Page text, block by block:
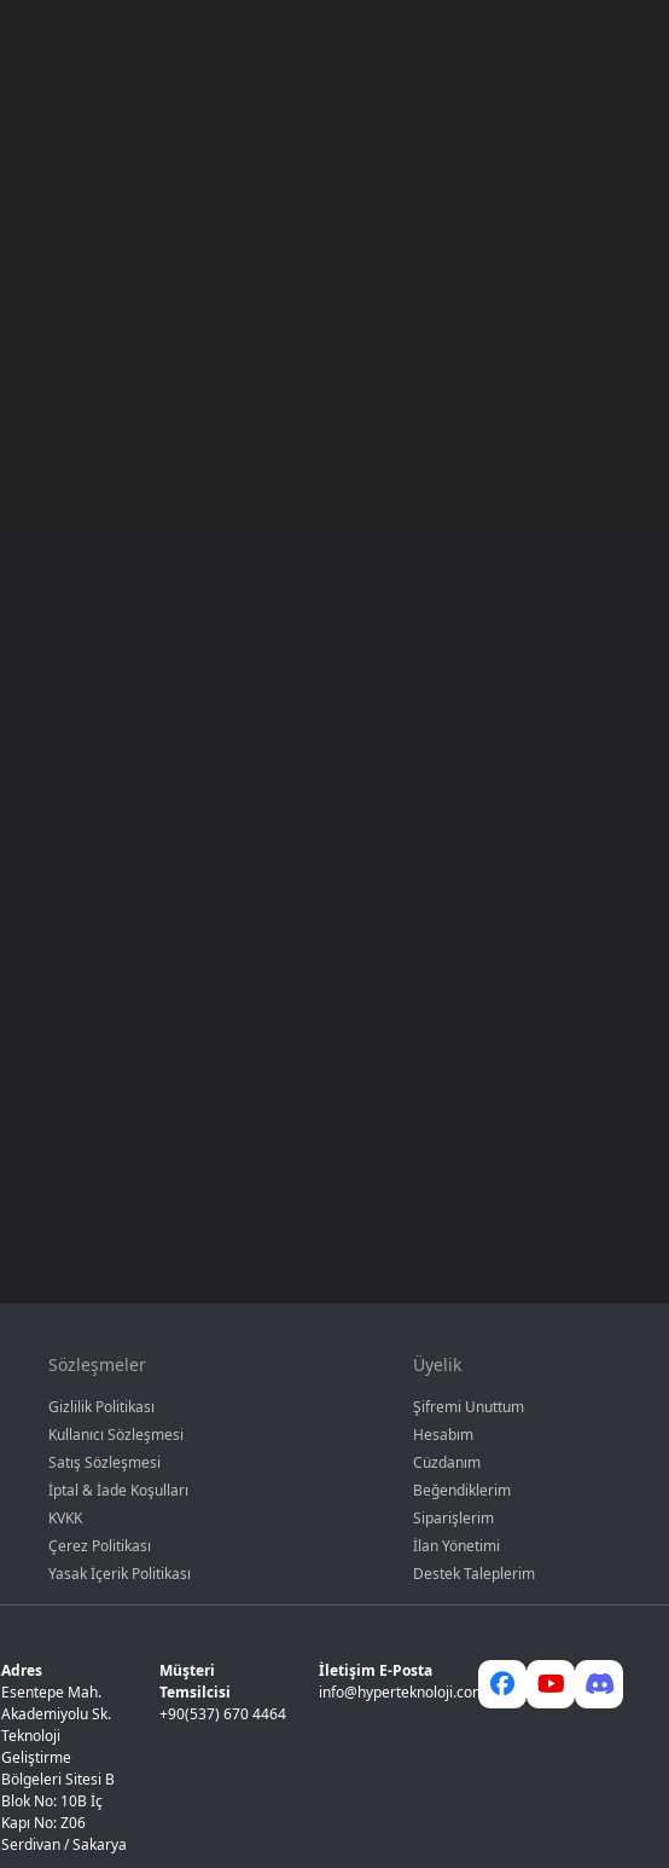
Sözleşmeler
Gizlilik Politikası
Kullanıcı Sözleşmesi
Satış Sözleşmesi
İptal & İade Koşulları
KVKK
Çerez Politikası
Yasak İçerik Politikası
Üyelik
Şifremi Unuttum
Hesabım
Cüzdanım
Beğendiklerim
Siparişlerim
İlan Yönetimi
Destek Taleplerim
Adres
Esentepe Mah.
Akademiyolu Sk.
Teknoloji
Geliştirme
Bölgeleri Sitesi B
Blok No: 10B İç
Kapı No: Z06
Serdivan / Sakarya
Müşteri
Temsilcisi
+90(537) 670 4464
İletişim E-Posta
info@hyperteknoloji.com